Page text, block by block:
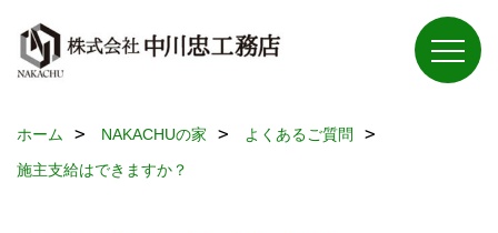
ホーム NAKACHUの家
よくあるご質問
施主支給はできますか？